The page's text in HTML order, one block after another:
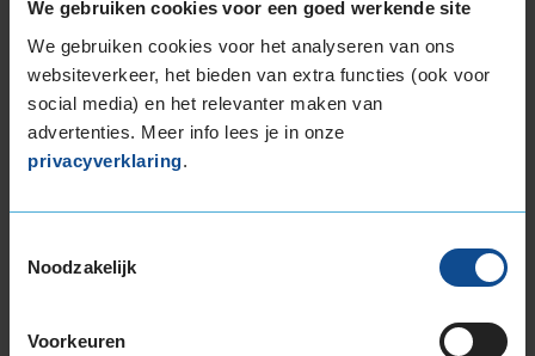
We gebruiken cookies voor een goed werkende site
We gebruiken cookies voor het analyseren van ons
websiteverkeer, het bieden van extra functies (ook voor
social media) en het relevanter maken van
advertenties. Meer info lees je in onze
privacyverklaring.
Noodzakelijk
Voorkeuren
De band heeft een extern rolgeluid van 72 dB
met B-notering, wat betekent dat deze band
een normale geluidsproductie heeft.
Wil je nog meer informatie over het
Bandenmontagepakketten
Kies je